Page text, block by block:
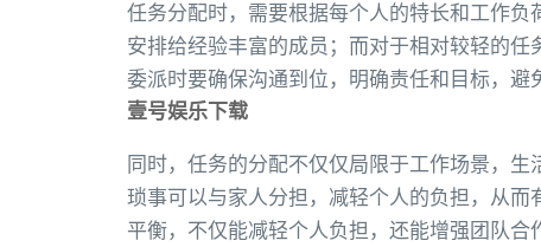
任务分配时，需要根据每个人的特长和工作
安排给经验丰富的成员；而对于相对较轻的任
委派时要确保沟通到位，明确责任和目标，避
壹号娱乐下载
同时，任务的分配不仅仅局限于工作场景，
琐事可以与家人分担，减轻个人的负担，从
平衡，不仅能减轻个人负担，还能增强团队合